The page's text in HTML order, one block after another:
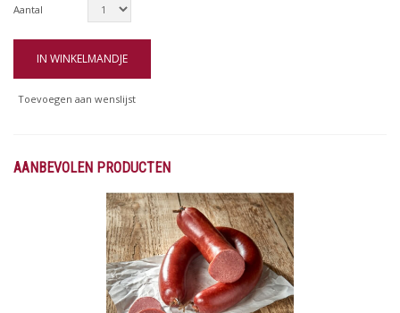
Aantal
IN WINKELMANDJE
Toevoegen aan wenslijst
AANBEVOLEN PRODUCTEN